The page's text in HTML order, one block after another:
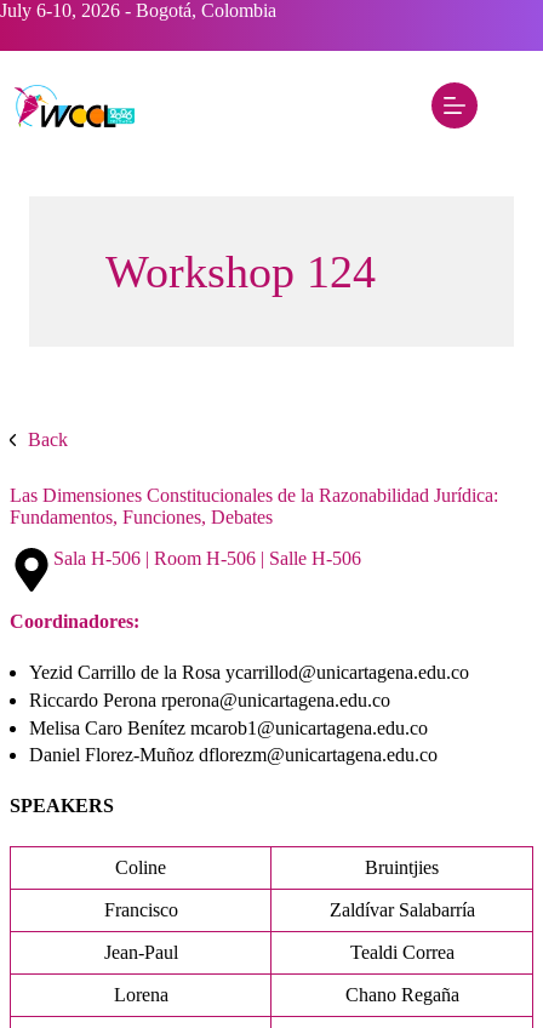
Saltar
contenido
July 6-10, 2026 - Bogotá, Colombia
Workshop 124
Back
Las Dimensiones Constitucionales de la Razonabilidad Jurídica:
Fundamentos, Funciones, Debates
Sala H-506 | Room H-506 | Salle H-506
Coordinadores:
Yezid Carrillo de la Rosa ycarrillod@unicartagena.edu.co
Riccardo Perona rperona@unicartagena.edu.co
Melisa Caro Benítez mcarob1@unicartagena.edu.co
Daniel Florez-Muñoz dflorezm@unicartagena.edu.co
SPEAKERS
Coline Bruintjies
Francisco Zaldívar Salabarría
Jean-Paul Tealdi Correa
Lorena Chano Regaña